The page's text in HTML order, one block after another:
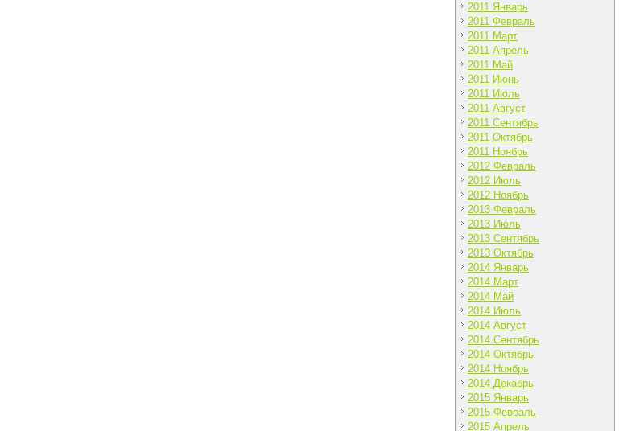
2011 Январь
2011 Февраль
2011 Март
2011 Апрель
2011 Май
2011 Июнь
2011 Июль
2011 Август
2011 Сентябрь
2011 Октябрь
2011 Ноябрь
2012 Февраль
2012 Июль
2012 Ноябрь
2013 Февраль
2013 Июль
2013 Сентябрь
2013 Октябрь
2014 Январь
2014 Март
2014 Май
2014 Июль
2014 Август
2014 Сентябрь
2014 Октябрь
2014 Ноябрь
2014 Декабрь
2015 Январь
2015 Февраль
2015 Апрель